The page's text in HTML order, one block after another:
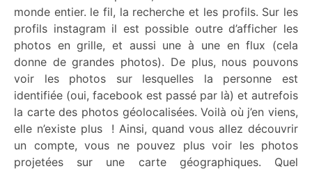
monde entier. le fil, la recherche et les profils. Sur les
profils instagram il est possible outre d’afficher les
photos en grille, et aussi une à une en flux (cela
donne de grandes photos). De plus, nous pouvons
voir les photos sur lesquelles la personne est
identifiée (oui, facebook est passé par là) et autrefois
la carte des photos géolocalisées. Voilà où j’en viens,
elle n’existe plus ! Ainsi, quand vous allez découvrir
un compte, vous ne pouvez plus voir les photos
projetées sur une carte géographiques. Quel